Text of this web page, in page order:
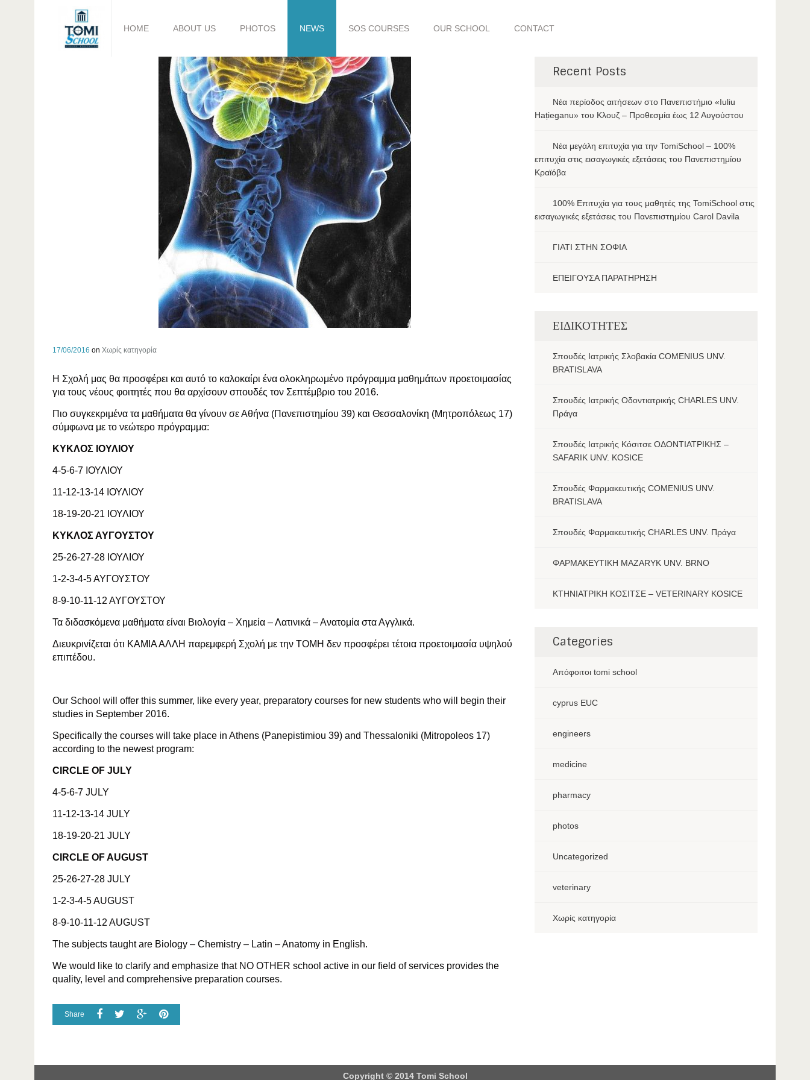
HOME ABOUT US PHOTOS NEWS SOS COURSES OUR SCHOOL CONTACT
17/06/2016 on Χωρίς κατηγορία
Η Σχολή μας θα προσφέρει και αυτό το καλοκαίρι ένα ολοκληρωμένο πρόγραμμα μαθημάτων προετοιμασίας
για τους νέους φοιτητές που θα αρχίσουν σπουδές τον Σεπτέμβριο του 2016.
Πιο συγκεκριμένα τα μαθήματα θα γίνουν σε Αθήνα (Πανεπιστημίου 39) και Θεσσαλονίκη (Μητροπόλεως 17)
σύμφωνα με το νεώτερο πρόγραμμα:
ΚΥΚΛΟΣ ΙΟΥΛΙΟΥ
4-5-6-7 ΙΟΥΛΙΟΥ
11-12-13-14 ΙΟΥΛΙΟΥ
18-19-20-21 ΙΟΥΛΙΟΥ
ΚΥΚΛΟΣ ΑΥΓΟΥΣΤΟΥ
25-26-27-28 ΙΟΥΛΙΟΥ
1-2-3-4-5 ΑΥΓΟΥΣΤΟΥ
8-9-10-11-12 ΑΥΓΟΥΣΤΟΥ
Τα διδασκόμενα μαθήματα είναι Βιολογία – Χημεία – Λατινικά – Ανατομία στα Αγγλικά.
Διευκρινίζεται ότι ΚΑΜΙΑ ΑΛΛΗ παρεμφερή Σχολή με την ΤΟΜΗ δεν προσφέρει τέτοια προετοιμασία υψηλού
επιπέδου.
Our School will offer this summer, like every year, preparatory courses for new students who will begin their
studies in September 2016.
Specifically the courses will take place in Athens (Panepistimiou 39) and Thessaloniki (Mitropoleos 17)
according to the newest program:
CIRCLE OF JULY
4-5-6-7 JULY
11-12-13-14 JULY
18-19-20-21 JULY
CIRCLE OF AUGUST
25-26-27-28 JULY
1-2-3-4-5 AUGUST
8-9-10-11-12 AUGUST
The subjects taught are Biology – Chemistry – Latin – Anatomy in English.
We would like to clarify and emphasize that NO OTHER school active in our field of services provides the
quality, level and comprehensive preparation courses.
Share
Recent Posts
Νέα περίοδος αιτήσεων στο Πανεπιστήμιο «Iuliu
Hațieganu» του Κλουζ – Προθεσμία έως 12 Αυγούστου
Νέα μεγάλη επιτυχία για την TomiSchool – 100%
επιτυχία στις εισαγωγικές εξετάσεις του Πανεπιστημίου
Κραϊόβα
100% Επιτυχία για τους μαθητές της TomiSchool στις
εισαγωγικές εξετάσεις του Πανεπιστημίου Carol Davila
ΓΙΑΤΙ ΣΤΗΝ ΣΟΦΙΑ
ΕΠΕΙΓΟΥΣΑ ΠΑΡΑΤΗΡΗΣΗ
ΕΙΔΙΚΟΤΗΤΕΣ
Σπουδές Ιατρικής Σλοβακία COMENIUS UNV.
BRATISLAVA
Σπουδές Ιατρικής Οδοντιατρικής CHARLES UNV.
Πράγα
Σπουδές Ιατρικής Κόσιτσε ΟΔΟΝΤΙΑΤΡΙΚΗΣ –
SAFARIK UNV. KOSICE
Σπουδές Φαρμακευτικής COMENIUS UNV.
BRATISLAVA
Σπουδές Φαρμακευτικής CHARLES UNV. Πράγα
ΦΑΡΜΑΚΕΥΤΙΚΗ MAZARYK UNV. BRNO
ΚΤΗΝΙΑΤΡΙΚΗ ΚΟΣΙΤΣΕ – VETERINARY KOSICE
Categories
Aπόφοιτοι tomi school
cyprus EUC
engineers
medicine
pharmacy
photos
Uncategorized
veterinary
Χωρίς κατηγορία
Copyright © 2014 Tomi School